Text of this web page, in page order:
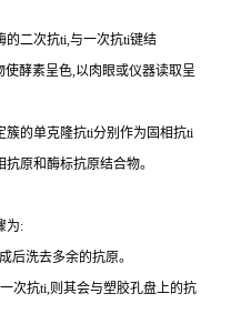
的二次抗ti,与一次抗ti键结
使酵素呈色,以肉眼或仪器读取呈
簇的单克隆抗ti分别作为固相抗ti
原和酶标抗原结合物。
为:
后洗去多余的抗原。
次抗ti,则其会与塑胶孔盘上的抗